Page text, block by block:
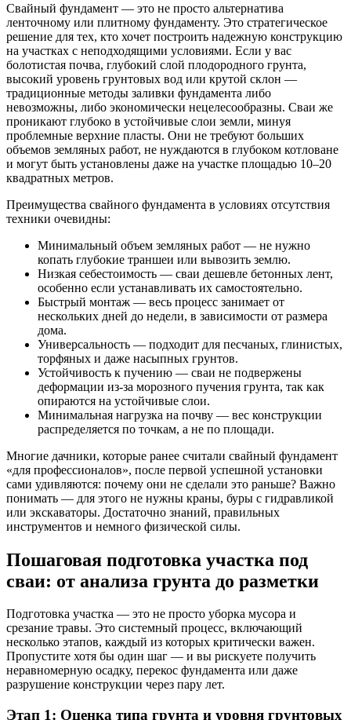
Свайный фундамент — это не просто альтернатива
ленточному или плитному фундаменту. Это стратегическое
решение для тех, кто хочет построить надежную конструкцию
на участках с неподходящими условиями. Если у вас
болотистая почва, глубокий слой плодородного грунта,
высокий уровень грунтовых вод или крутой склон —
традиционные методы заливки фундамента либо
невозможны, либо экономически нецелесообразны. Сваи же
проникают глубоко в устойчивые слои земли, минуя
проблемные верхние пласты. Они не требуют больших
объемов земляных работ, не нуждаются в глубоком котловане
и могут быть установлены даже на участке площадью 10–20
квадратных метров.
Преимущества свайного фундамента в условиях отсутствия
техники очевидны:
Минимальный объем земляных работ — не нужно
копать глубокие траншеи или вывозить землю.
Низкая себестоимость — сваи дешевле бетонных лент,
особенно если устанавливать их самостоятельно.
Быстрый монтаж — весь процесс занимает от
нескольких дней до недели, в зависимости от размера
дома.
Универсальность — подходит для песчаных, глинистых,
торфяных и даже насыпных грунтов.
Устойчивость к пучению — сваи не подвержены
деформации из-за морозного пучения грунта, так как
опираются на устойчивые слои.
Минимальная нагрузка на почву — вес конструкции
распределяется по точкам, а не по площади.
Многие дачники, которые ранее считали свайный фундамент
«для профессионалов», после первой успешной установки
сами удивляются: почему они не сделали это раньше? Важно
понимать — для этого не нужны краны, буры с гидравликой
или экскаваторы. Достаточно знаний, правильных
инструментов и немного физической силы.
Пошаговая подготовка участка под
сваи: от анализа грунта до разметки
Подготовка участка — это не просто уборка мусора и
срезание травы. Это системный процесс, включающий
несколько этапов, каждый из которых критически важен.
Пропустите хотя бы один шаг — и вы рискуете получить
неравномерную осадку, перекос фундамента или даже
разрушение конструкции через пару лет.
Этап 1: Оценка типа грунта и уровня грунтовых